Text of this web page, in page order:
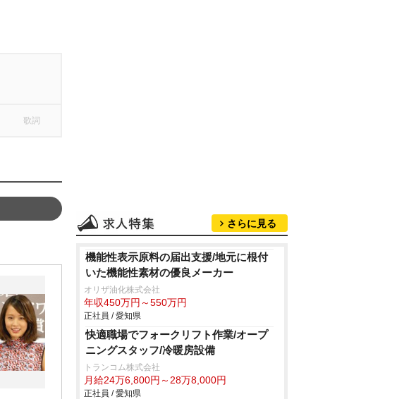
歌詞
さらに見る
機能性表示原料の届出支援/地元に根付
いた機能性素材の優良メーカー
オリザ油化株式会社
年収450万円～550万円
正社員 / 愛知県
快適職場でフォークリフト作業/オープ
ニングスタッフ/冷暖房設備
トランコム株式会社
月給24万6,800円～28万8,000円
正社員 / 愛知県